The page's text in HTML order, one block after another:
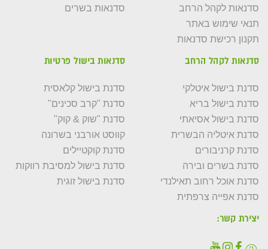
סדנאות לקהל הרחב
תנאי שימוש באתר
תקנון רכישת סדנאות
סדנאות בשרים
סדנאות לקהל הרחב
סדנת בישול איטלקי
סדנת בישול בריא
סדנת בישול אסיאתי
סדנת איטליה הבשרית
סדנת קרניבורים
סדנת בשרים ובירה
סדנת אוכל רחוב תאילנדי
סדנת אפייה צרפתית
סדנאות בישול פרטיות
סדנת בישול קלאסית
סדנת "קרב סכינים"
סדנת "שוק & קוק"
קווסט אורבני בשרונה
סדנת קוקטיילים
סדנת בישול למסיבת רווקות
סדנת בישול זוגית
יצירת קשר: